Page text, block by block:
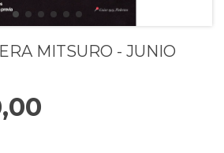
MITSURO - JUNIO